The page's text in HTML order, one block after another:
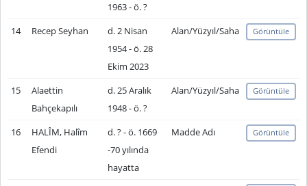
1963 - ö. ?
14 Recep Seyhan
d. 2 Nisan
1954 - ö. 28
Ekim 2023
Alan/Yüzyıl/Saha Görüntüle
15
Alaettin
Bahçekapılı
d. 25 Aralık
1948 - ö. ?
Alan/Yüzyıl/Saha Görüntüle
16
HALÎM, Halîm
Efendi
d. ? - ö. 1669
-70 yılında
hayatta
Madde Adı Görüntüle